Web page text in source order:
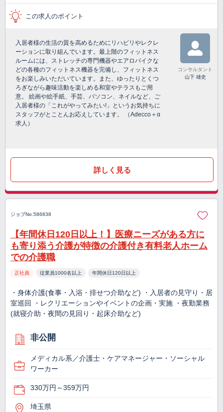
この求人のポイント
入居者様の生活の質を高めるためにリハビリやレクレ
ーションに取り組んでいます。最上階のフィットネス
ルームには、ストレッチの専門機器やエアロバイクな
どの各種のフィットネス機器を完備し、フィットネス
をお楽しみいただいています。また、ゆったりとくつ
ろぎながら趣味活動を楽しめる和室やテラスもご用
意。 絵画や絵手紙、手芸、パソコン、ネイルなど、ご
入居者様の「これがやってみたい!」というお気持ちに
スタッフがとことんお応えしています。 （Adecco＋α
求人）
コンサルタント
山下 雄史
詳しく見る
ジョブNo.586838
【年間休日120日以上！】医療ニーズがある方に
も寄り添う介護が特徴の介護付き有料老人ホーム
での介護職
正社員 従業員1000名以上 年間休日120日以上
・身体介護(食事・入浴・排せつ介助など) ・入居者の見守り・居
室巡回 ・レクリエーションやイベントの企画・実施 ・夜勤業務
(就寝介助・夜間の見回り・起床介助など)
非公開
メディカル系／介護士・ケアマネージャー・ソーシャル
ワーカー
330万円～359万円
埼玉県